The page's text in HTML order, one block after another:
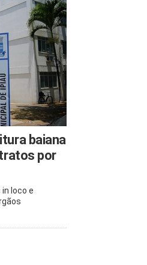
baiana
por
loco e